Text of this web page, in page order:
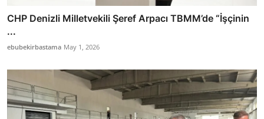
CHP Denizli Milletvekili Şeref Arpacı TBMM’de “İşçinin
...
ebubekirbastama May 1, 2026